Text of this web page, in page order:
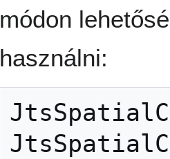
módon
használni: